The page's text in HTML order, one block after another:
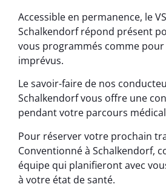
Accessible en permanence, le
Schalkendorf répond présent
vous programmés comme pour
imprévus.
Le savoir-faire de nos
Schalkendorf vous offre une
pendant votre parcours
Pour réserver votre prochain
Conventionné à Schalkendorf,
équipe qui planifieront avec
à votre état de santé.